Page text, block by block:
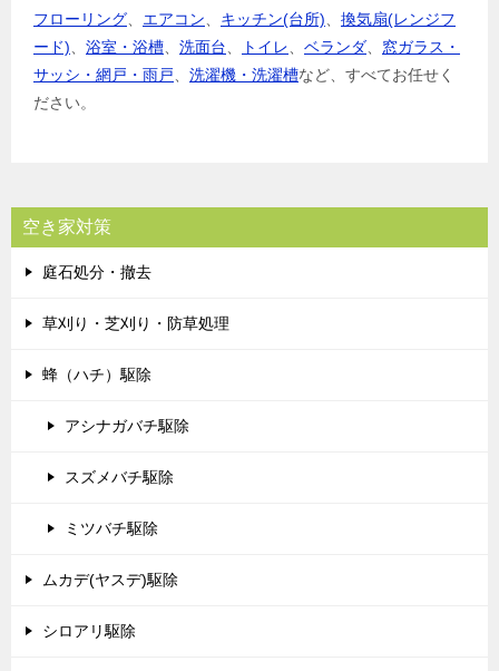
フローリング エアコン キッチン(台所)
換気扇(レンジフ
ード)
浴室・浴槽 洗面台 トイレ ベランダ
窓ガラス・
サッシ・網戸・雨戸
洗濯機・洗濯槽など、すべてお任せく
ださい。
空き家対策
庭石処分・撤去
草刈り・芝刈り・防草処理
蜂（ハチ）駆除
アシナガバチ駆除
スズメバチ駆除
ミツバチ駆除
ムカデ(ヤスデ)駆除
シロアリ駆除